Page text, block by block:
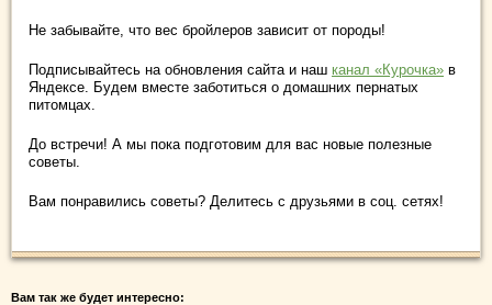
Не забывайте, что вес бройлеров зависит от породы!
Подписывайтесь на обновления сайта и наш канал «Курочка» в
Яндексе. Будем вместе заботиться о домашних пернатых
питомцах.
До встречи! А мы пока подготовим для вас новые полезные
советы.
Вам понравились советы? Делитесь с друзьями в соц. сетях!
Вам так же будет интересно: